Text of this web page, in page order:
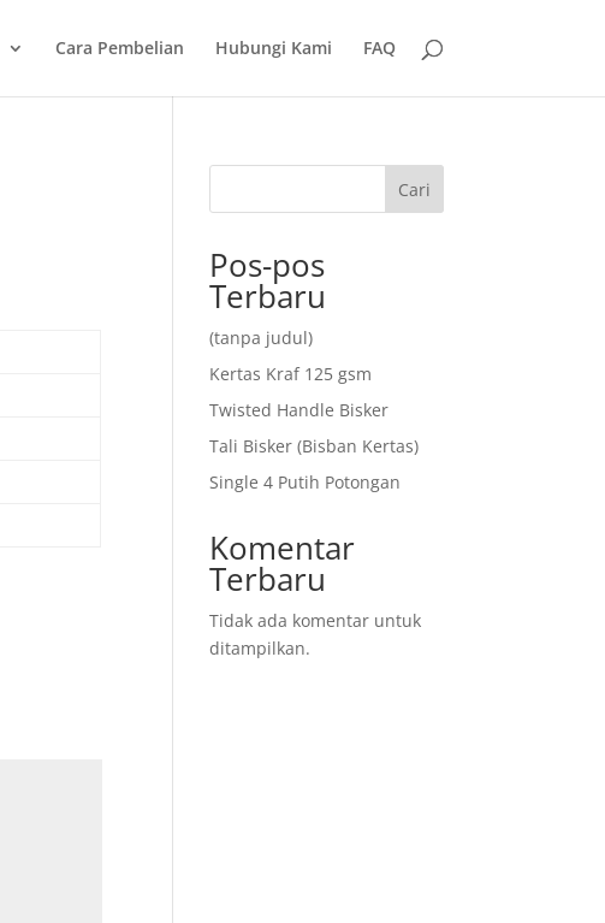
Cara Pembelian Hubungi Kami FAQ
Cari
Pos-pos
Terbaru
(tanpa judul)
Kertas Kraf 125 gsm
Twisted Handle Bisker
Tali Bisker (Bisban Kertas)
Single 4 Putih Potongan
Komentar
Terbaru
Tidak ada komentar untuk
ditampilkan.